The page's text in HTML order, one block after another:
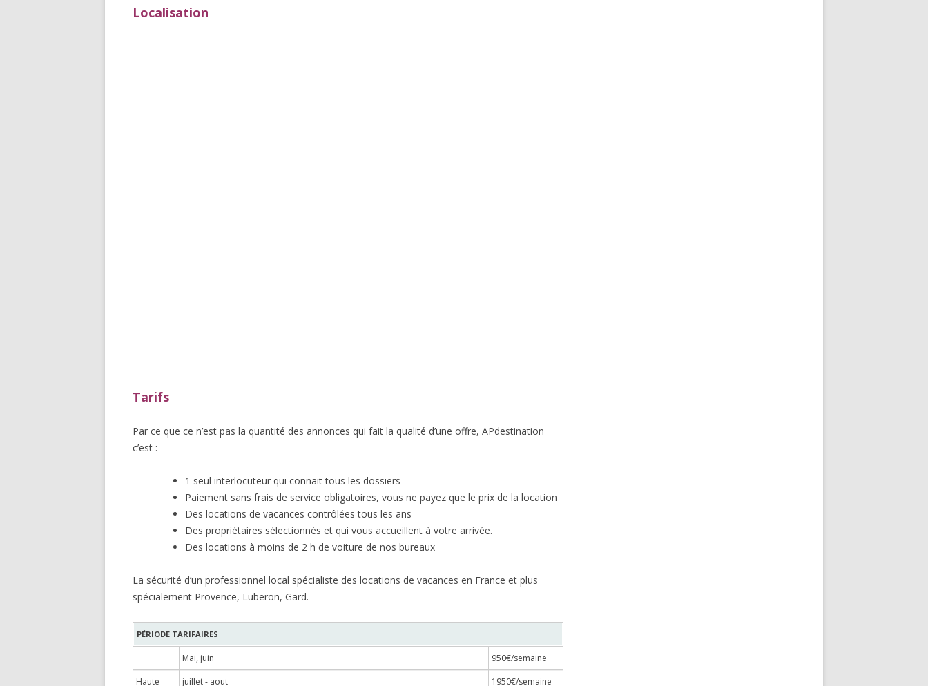
Localisation
Tarifs
Par ce que ce n’est pas la quantité des annonces qui fait la qualité d’une offre, APdestination
c’est :
1 seul interlocuteur qui connait tous les dossiers
Paiement sans frais de service obligatoires, vous ne payez que le prix de la location
Des locations de vacances contrôlées tous les ans
Des propriétaires sélectionnés et qui vous accueillent à votre arrivée.
Des locations à moins de 2 h de voiture de nos bureaux
La sécurité d’un professionnel local spécialiste des locations de vacances en France et plus
spécialement Provence, Luberon, Gard.
PÉRIODE TARIFAIRES
Mai, juin
950€/semaine
Haute
juillet - aout 1950€/semaine